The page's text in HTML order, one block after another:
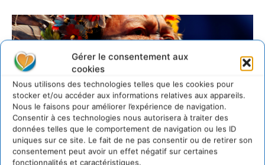
Gérer le consentement aux
cookies
Nous utilisons des technologies telles que les cookies pour
stocker et/ou accéder aux informations relatives aux appareils.
Nous le faisons pour améliorer l’expérience de navigation.
Consentir à ces technologies nous autorisera à traiter des
données telles que le comportement de navigation ou les ID
uniques sur ce site. Le fait de ne pas consentir ou de retirer son
consentement peut avoir un effet négatif sur certaines
fonctionnalités et caractéristiques.